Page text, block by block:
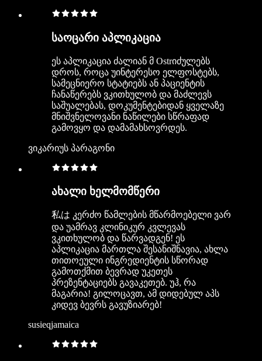
საოცარი აპლიკაცია
ეს აპლიკაცია ძალიან მ Ostrიძულებს
დროს, როცა უინტერესო ელფოსტებს,
სამეცნიერო სტატიებს ან პაციენტის
ჩანაწერებს ვკითხულობ და მაძლევს
საშუალებას, დოკუმენტებიდან ყველაზე
მნიშვნელოვანი ნაწილები სწრაფად
გამოვყო და დამამახსოვრდეს.
ვიკარიუს პარაგონი
ახალი ხელმომწერი
私は კერძო წამლების მწარმოებელი ვარ
და უამრავ კლინიკურ კვლევას
ვკითხულობ და წარვადგენ! ეს
აპლიკაცია მართლა შესანიშნავია, ახლა
თითოეული ინგრედიენტის სწორად
გამოთქმით ბევრად უკეთეს
პრეზენტაციებს გავაკეთებ. უჰ, რა
მაგარია! გილოცავთ, ამ დიდებულ აპს
კიდევ ბევრს გავუზიარებ!
susieqjamaica